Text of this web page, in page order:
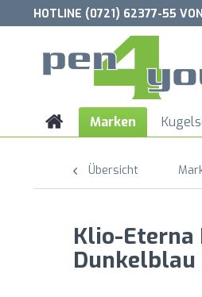
HOTLINE (0721) 62377-55
Marken
Übersicht
Klio-Eterna
Dunkelblau